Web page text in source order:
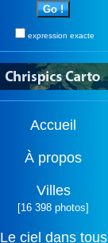
expression exacte
Accueil
À propos
Villes
[16 398 photos]
Le ciel dans tous